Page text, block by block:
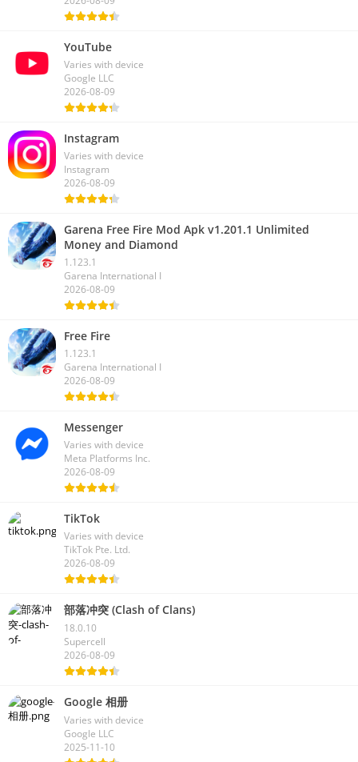
YouTube
Varies with device
Google LLC
2026-08-09
Instagram
Varies with device
Instagram
2026-08-09
Garena Free Fire Mod Apk v1.201.1 Unlimited
Money and Diamond
1.123.1
Garena International I
2026-08-09
Free Fire
1.123.1
Garena International I
2026-08-09
Messenger
Varies with device
Meta Platforms Inc.
2026-08-09
TikTok
Varies with device
TikTok Pte. Ltd.
2026-08-09
部落冲突 (Clash of Clans)
18.0.10
Supercell
2026-08-09
Google 相册
Varies with device
Google LLC
2025-11-10